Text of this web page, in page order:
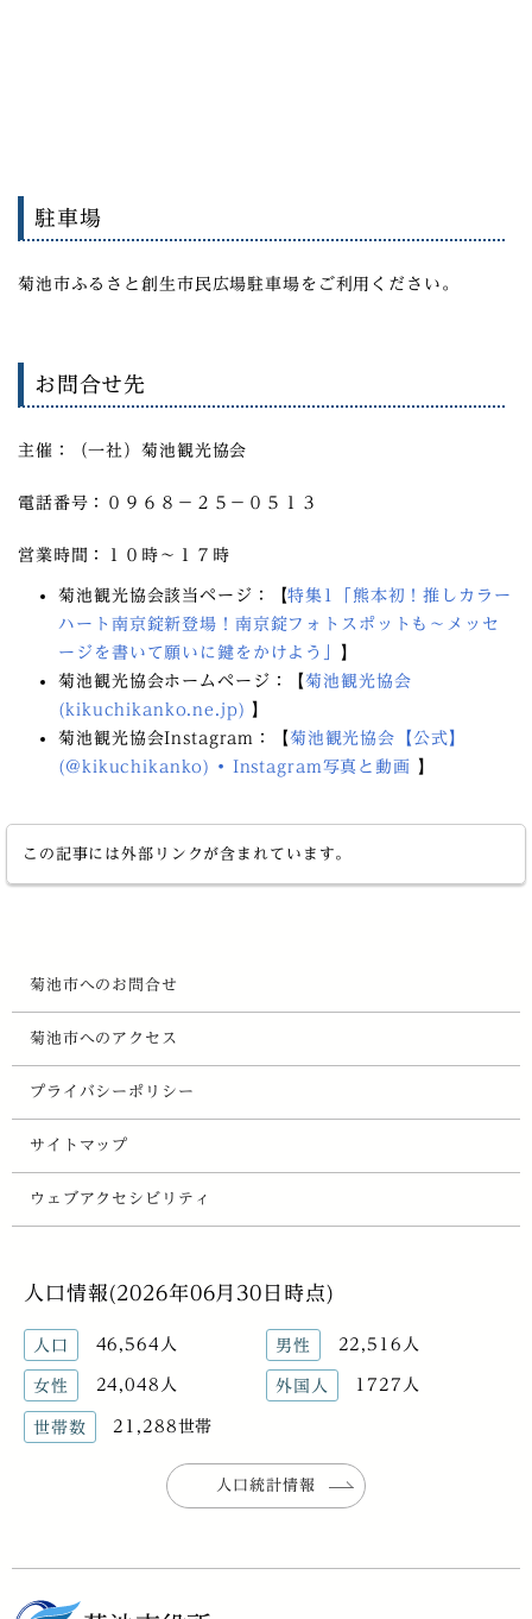
駐車場
菊池市ふるさと創生市民広場駐車場をご利用ください。
お問合せ先
主催：（一社）菊池観光協会
電話番号：０９６８－２５－０５１３
営業時間：１０時～１７時
菊池観光協会該当ページ：【特集1「熊本初！推しカラー
ハート南京錠新登場！南京錠フォトスポットも～メッセ
ージを書いて願いに鍵をかけよう」 】
菊池観光協会ホームページ：【菊池観光協会
(kikuchikanko.ne.jp) 】
菊池観光協会Instagram：【菊池観光協会【公式】
(@kikuchikanko) • Instagram写真と動画 】
この記事には外部リンクが含まれています。
菊池市へのお問合せ
菊池市へのアクセス
プライバシーポリシー
サイトマップ
ウェブアクセシビリティ
人口情報(2026年06月30日時点)
人口 46,564人 男性 22,516人
女性 24,048人 外国人 1727人
世帯数 21,288世帯
人口統計情報